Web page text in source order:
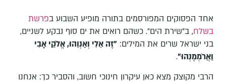
אחד הפסוקים המפורסמים בתורה מופיע השבוע בפרשת
בשלח, ב"שירת הים". כשהם רואים את ים סוף נבקע לשניים,
בני ישראל שרים את המילים: "זֶה אֵלִי וְאַנְוֵהוּ, אֱלֹקֵי אָבִי
וַאֲרֹמְמֶנְהוּ".
הרבי מקוצק מצא כאן עיקרון חינוכי חשוב, והסביר כך: אנחנו